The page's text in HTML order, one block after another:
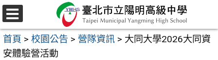
跳
至
主
要
選
單
首頁 > 校園公告 > 營隊資訊 > 大同大學2026大同資
安體驗營活動